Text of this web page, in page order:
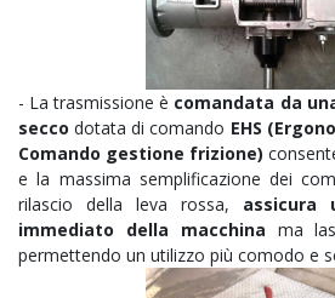
- La trasmissione è comandata da
secco dotata di comando EHS
Comando gestione frizione)
e la massima semplificazione dei
rilascio della leva rossa, assicura
immediato della macchina ma
permettendo un utilizzo più comodo e